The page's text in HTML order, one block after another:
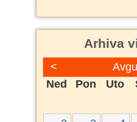
Arhiva
<
Ned
Pon Uto